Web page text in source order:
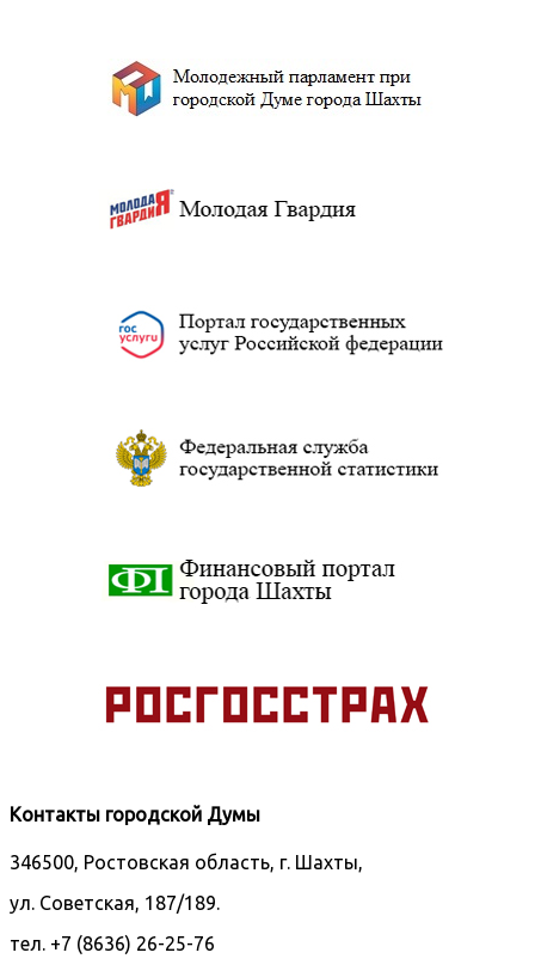
Контакты городской Думы
346500, Ростовская область, г. Шахты,
ул. Советская, 187/189.
тел. +7 (8636) 26-25-76